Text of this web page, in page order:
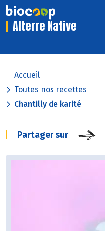
Alterre Native
Accueil
Toutes nos recettes
Chantilly de karité
Partager sur